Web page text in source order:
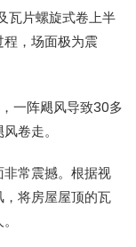
瓦片螺旋式卷上半
，场面极为震
一阵飓风导致30多
卷走。
非常震撼。根据视
，将房屋屋顶的瓦